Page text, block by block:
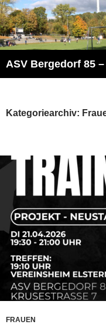
Zum
Inhalt
springen
ASV Bergedorf 85
Kategoriearchiv:
FRAUEN